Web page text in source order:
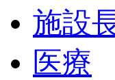
施設
医療